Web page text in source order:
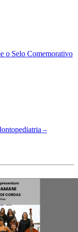
o Selo Comemorativo
–